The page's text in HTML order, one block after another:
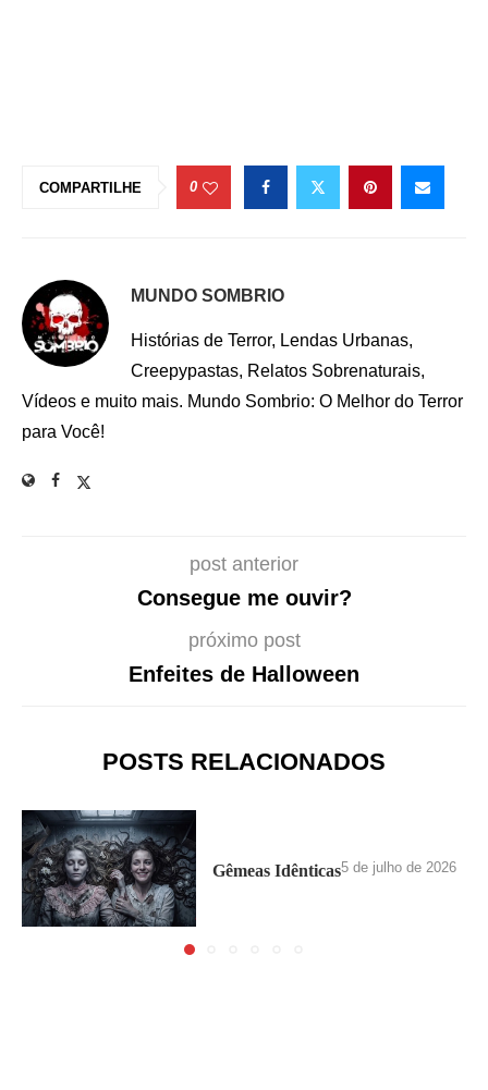
COMPARTILHE 0
MUNDO SOMBRIO
Histórias de Terror, Lendas Urbanas,
Creepypastas, Relatos Sobrenaturais,
Vídeos e muito mais. Mundo Sombrio: O Melhor do Terror
para Você!
post anterior
Consegue me ouvir?
próximo post
Enfeites de Halloween
POSTS RELACIONADOS
Gêmeas Idênticas5 de julho de 2026